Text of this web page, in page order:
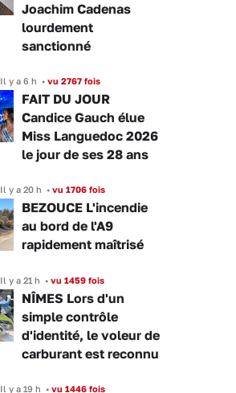
Joachim Cadenas
lourdement
sanctionné
Il y a 6 h • vu 2767 fois
FAIT DU JOUR
Candice Gauch élue
Miss Languedoc 2026
le jour de ses 28 ans
Il y a 20 h • vu 1706 fois
BEZOUCE L'incendie
au bord de l'A9
rapidement maîtrisé
Il y a 21 h • vu 1459 fois
NÎMES Lors d'un
simple contrôle
d'identité, le voleur de
carburant est reconnu
Il y a 19 h • vu 1446 fois